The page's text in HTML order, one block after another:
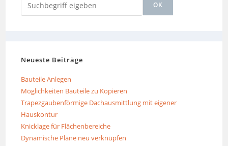
OK
Neueste Beiträge
Bauteile Anlegen
Möglichkeiten Bauteile zu Kopieren
Trapezgaubenförmige Dachausmittlung mit eigener
Hauskontur
Knicklage für Flächenbereiche
Dynamische Pläne neu verknüpfen